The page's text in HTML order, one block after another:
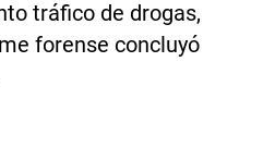
tráfico de drogas,
forense concluyó